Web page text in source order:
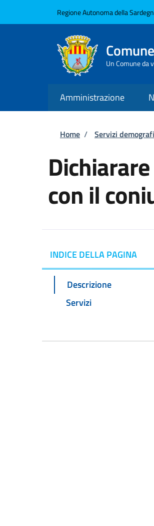
Regione Autonoma della
Un Comune da
Amministrazione
Briciole di
Home / Servizi
con il
INDICE DELLA PAGINA
Descrizione
Servizi